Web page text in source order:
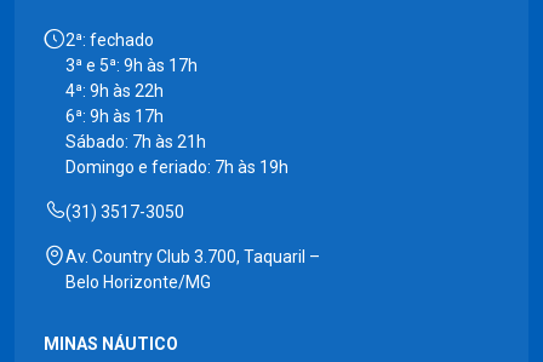
2ª: fechado
3ª e 5ª: 9h às 17h
4ª: 9h às 22h
6ª: 9h às 17h
Sábado: 7h às 21h
Domingo e feriado: 7h às 19h
(31) 3517-3050
Av. Country Club 3.700, Taquaril –
Belo Horizonte/MG
MINAS NÁUTICO